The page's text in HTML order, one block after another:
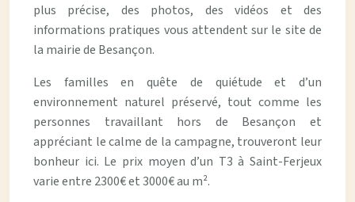
plus précise, des photos, des vidéos et des
informations pratiques vous attendent sur le site de
la mairie de Besançon.
Les familles en quête de quiétude et d’un
environnement naturel préservé, tout comme les
personnes travaillant hors de Besançon et
appréciant le calme de la campagne, trouveront leur
bonheur ici. Le prix moyen d’un T3 à Saint-Ferjeux
varie entre 2300€ et 3000€ au m².